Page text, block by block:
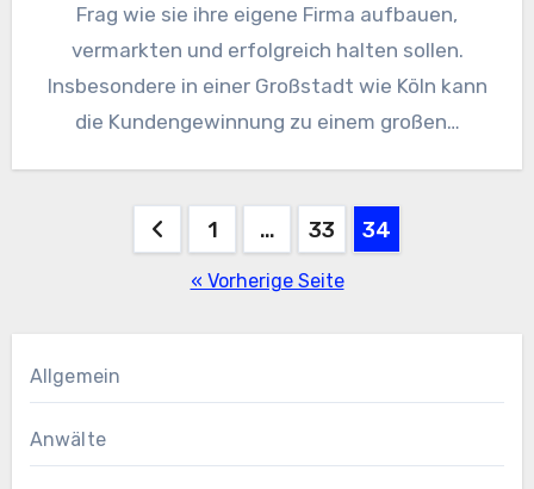
Frag wie sie ihre eigene Firma aufbauen,
vermarkten und erfolgreich halten sollen.
Insbesondere in einer Großstadt wie Köln kann
die Kundengewinnung zu einem großen…
Seitennummerierung
1 … 33 34
« Vorherige Seite
Allgemein
Anwälte